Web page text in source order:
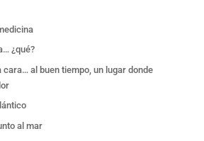
¿qué?
cara… al buen tiempo, un lugar donde
al mar